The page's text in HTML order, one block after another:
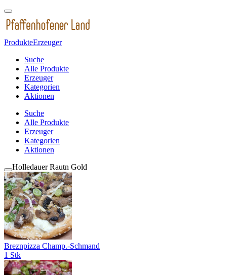
ProdukteErzeuger
Suche
Alle Produkte
Erzeuger
Kategorien
Aktionen
Suche
Alle Produkte
Erzeuger
Kategorien
Aktionen
Holledauer Rautn Gold
Breznpizza Champ.-Schmand
1 Stk